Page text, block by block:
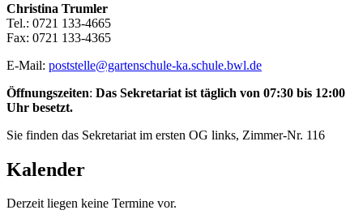
Christina Trumler
Tel.: 0721 133-4665
Fax: 0721 133-4365
E-Mail: poststelle@gartenschule-ka.schule.bwl.de
Öffnungszeiten: Das Sekretariat ist täglich von 07:30 bis 12:00
Uhr besetzt.
Sie finden das Sekretariat im ersten OG links, Zimmer-Nr. 116
Kalender
Derzeit liegen keine Termine vor.